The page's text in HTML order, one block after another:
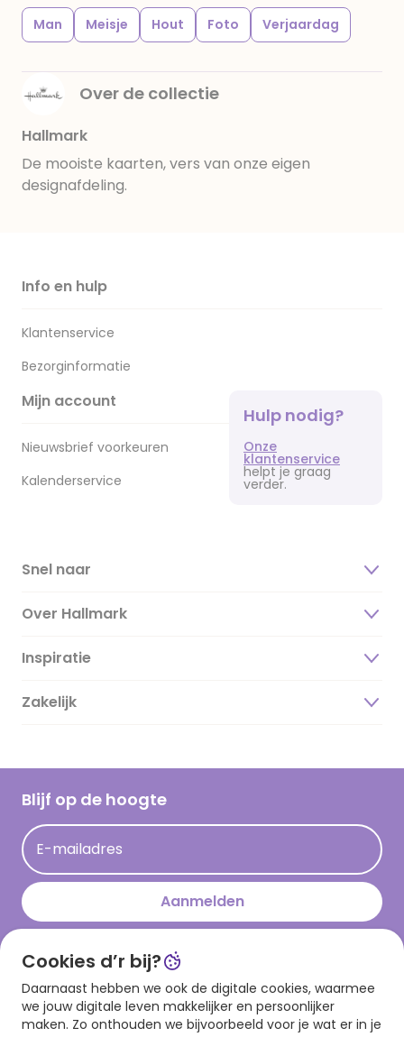
Man Meisje Hout Foto Verjaardag
Over de collectie
Hallmark
De mooiste kaarten, vers van onze eigen
designafdeling.
Info en hulp
Klantenservice
Bezorginformatie
Mijn account
Nieuwsbrief voorkeuren
Kalenderservice
Hulp nodig?
Onze
klantenservice
helpt je graag
verder.
Snel naar
Over Hallmark
Over ons
Duurzaamheid
Hallmark Kaartclub
Acties
Persberichten
Inspiratie
Magazine
Cadeau inspiratie
Op kamp gedichten en versjes
Leuke en grappige op kamp teksten
kamppost inspiratie
Zakelijk
Blijf op de hoogte
E-mailadres
Aanmelden
Download onze app
Cookies d’r bij?
Daarnaast hebben we ook de digitale cookies, waarmee
we jouw digitale leven makkelijker en persoonlijker
maken. Zo onthouden we bijvoorbeeld voor je wat er in je